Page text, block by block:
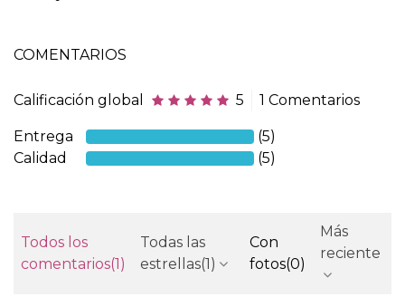
COMENTARIOS
Calificación global 5 1 Comentarios
Entrega
(5)
Calidad
(5)
Todos los
comentarios(1)
Todas las
estrellas(1)
Con
fotos(0)
Más
reciente